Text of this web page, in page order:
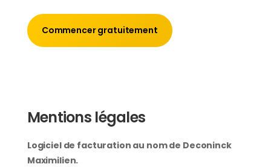
Commencer gratuitement
Mentions légales
Logiciel de facturation au nom de Deconinck
Maximilien.